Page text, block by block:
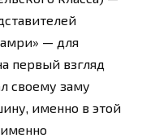
— для
первый взгляд
своему заму
именно в этой